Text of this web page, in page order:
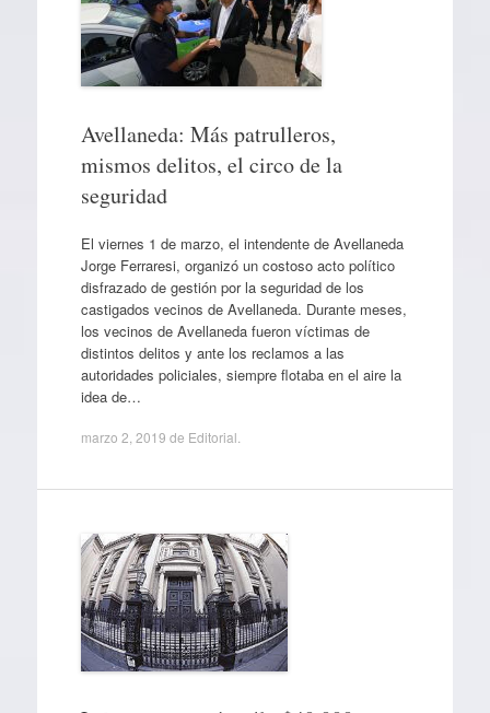
Avellaneda: Más patrulleros,
mismos delitos, el circo de la
seguridad
El viernes 1 de marzo, el intendente de Avellaneda
Jorge Ferraresi, organizó un costoso acto político
disfrazado de gestión por la seguridad de los
castigados vecinos de Avellaneda. Durante meses,
los vecinos de Avellaneda fueron víctimas de
distintos delitos y ante los reclamos a las
autoridades policiales, siempre flotaba en el aire la
idea de…
marzo 2, 2019 de Editorial